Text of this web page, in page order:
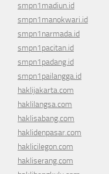
smpn1madiun.id
smpn1manokwari.id
smpn1narmada.id
smpn1pacitan.id
smpn1padang.id
smpn1pailangga.id
haklijakarta.com
haklilangsa.com
haklisabang.com
haklidenpasar.com
haklicilegon.com
hakliserang.com